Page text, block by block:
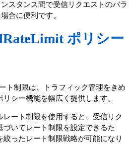
スタンス間で受信リクエストのバラ
合に便利です。
ポリシー
ト制限は、トラフィック管理をきめ
シー機能を幅広く提供します。
ート制限を使用すると、受信リク
いてレート制限を設定できるた
ったレート制限戦略が可能になり